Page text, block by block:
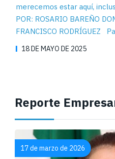
merecemos estar aquí,
POR: ROSARIO BAREÑO
FRANCISCO RODRÍGUEZ
18 DE MAYO DE 2025
Reporte
17 de marzo de 2026